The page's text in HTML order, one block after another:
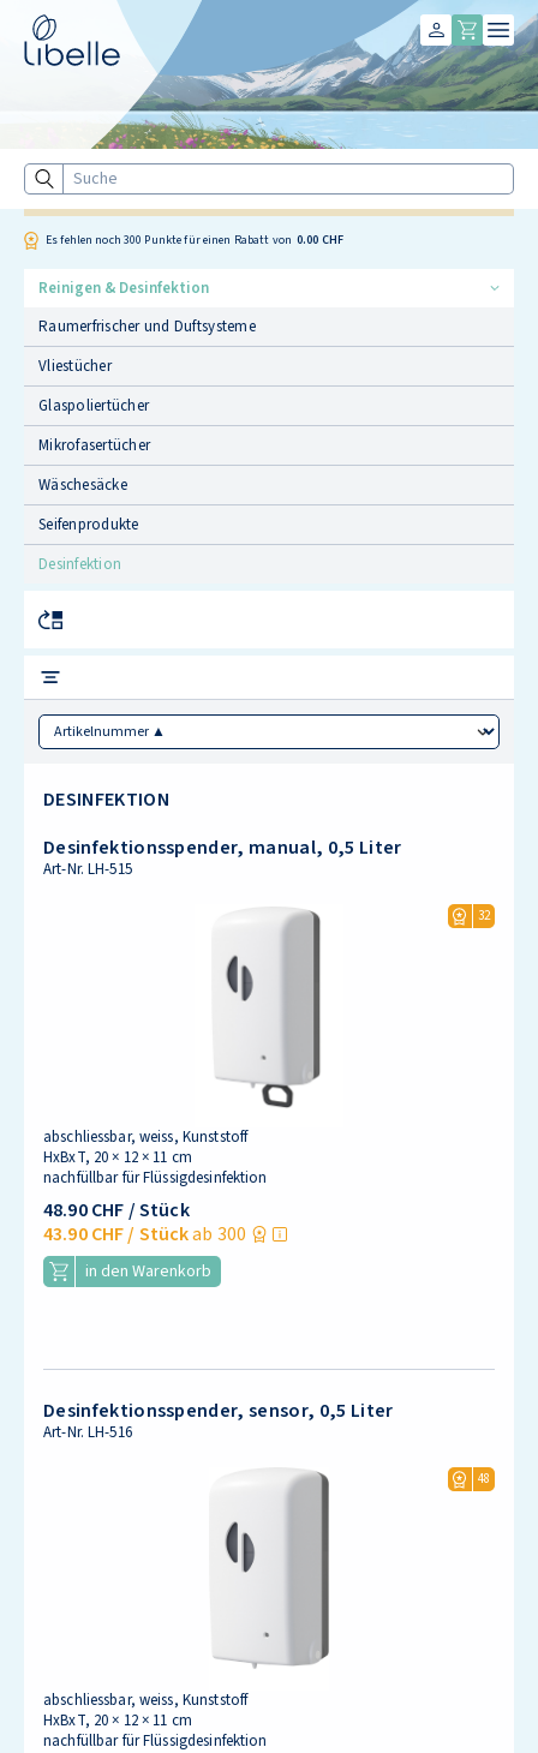
Suche
Es fehlen noch 300 Punkte für einen Rabatt von 0.00 CHF
DESINFEKTION
Desinfektionsspender, manual, 0,5 Liter
Art-Nr.LH-515
32
abschliessbar, weiss, Kunststoff
HxBxT, 20 × 12 × 11 cm
nachfüllbar für Flüssigdesinfektion
48.90 CHF/ Stück
43.90 CHF/ Stückab 300
in den Warenkorb
Desinfektionsspender, sensor, 0,5 Liter
Art-Nr.LH-516
48
abschliessbar, weiss, Kunststoff
HxBxT, 20 × 12 × 11 cm
nachfüllbar für Flüssigdesinfektion
Reinigen & Desinfektion
Raumerfrischer und Duftsysteme
Vliestücher
Glaspoliertücher
Mikrofasertücher
Wäschesäcke
Seifenprodukte
Desinfektion
Sorting